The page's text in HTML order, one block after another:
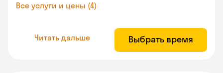
Все услуги и цены (4)
Читать дальше Выбрать время